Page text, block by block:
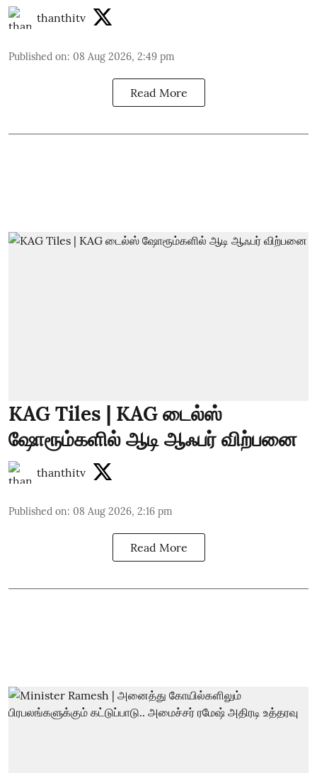
thanthitv
Published on: 08 Aug 2026, 2:49 pm
Read More
KAG Tiles | KAG டைல்ஸ்
ஷோரூம்களில் ஆடி ஆஃபர் விற்பனை
thanthitv
Published on: 08 Aug 2026, 2:16 pm
Read More